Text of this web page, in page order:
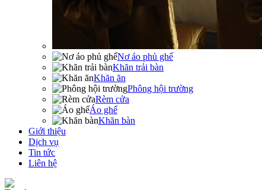
Nơ áo phủ ghế
Khăn trải bàn
Khăn ăn
Phông hội trường
Rèm cửa
Áo ghế
Khăn bàn
Giới thiệu
Dịch vụ
Tin tức
Liên hệ